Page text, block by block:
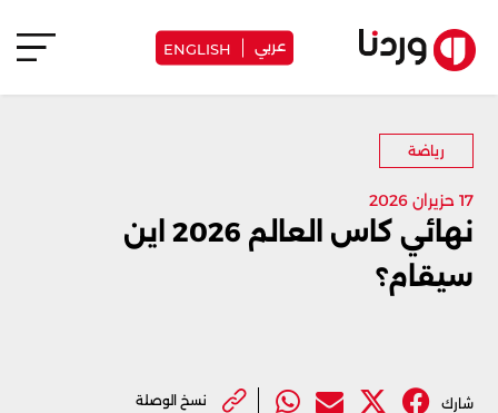
عربي ENGLISH
رياضة
17 حزيران 2026
نهائي كاس العالم 2026 اين
سيقام؟
شارك نسخ الوصلة